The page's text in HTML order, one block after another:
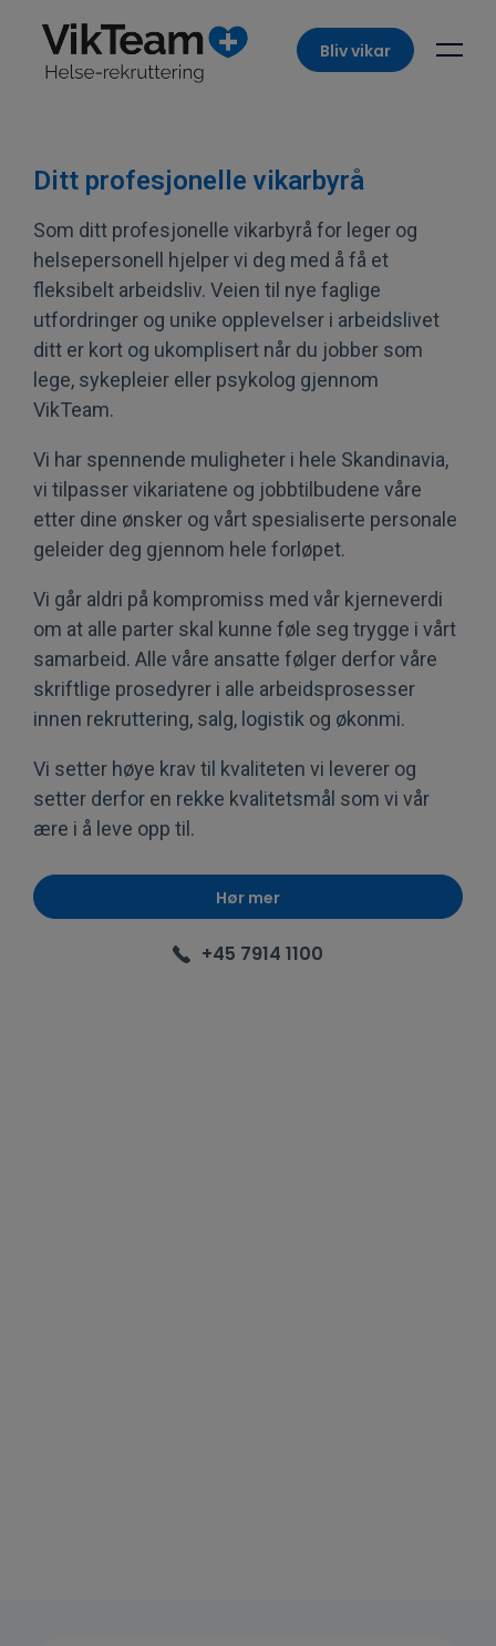
Bliv vikar
Ditt profesjonelle vikarbyrå
Som ditt profesjonelle vikarbyrå for leger og
helsepersonell hjelper vi deg med å få et
fleksibelt arbeidsliv. Veien til nye faglige
utfordringer og unike opplevelser i arbeidslivet
ditt er kort og ukomplisert når du jobber som
lege, sykepleier eller psykolog gjennom
VikTeam.
Vi har spennende muligheter i hele Skandinavia,
vi tilpasser vikariatene og jobbtilbudene våre
etter dine ønsker og vårt spesialiserte personale
geleider deg gjennom hele forløpet.
Vi går aldri på kompromiss med vår kjerneverdi
om at alle parter skal kunne føle seg trygge i vårt
samarbeid. Alle våre ansatte følger derfor våre
skriftlige prosedyrer i alle arbeidsprosesser
innen rekruttering, salg, logistik og økonmi.
Vi setter høye krav til kvaliteten vi leverer og
setter derfor en rekke kvalitetsmål som vi vår
ære i å leve opp til.
Hør mer
+45 7914 1100